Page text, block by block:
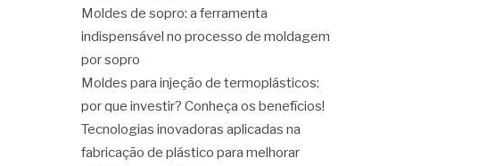
Moldes de sopro: a ferramenta
indispensável no processo de moldagem
por sopro
Moldes para injeção de termoplásticos:
por que investir? Conheça os benefícios!
Tecnologias inovadoras aplicadas na
fabricação de plástico para melhorar